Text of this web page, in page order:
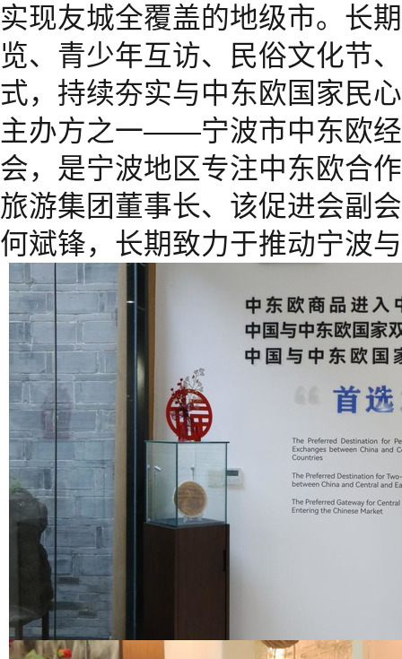
实现友城全覆盖的地级市。长
览、青少年互访、民俗文化节
式，持续夯实与中东欧国家民
主办方之一——宁波市中东欧
会，是宁波地区专注中东欧合
旅游集团董事长、该促进会副
何斌锋，长期致力于推动宁波